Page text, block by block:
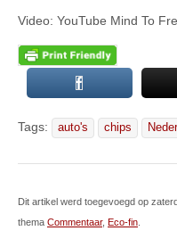
Video: YouTube Mind To
Tags: auto's chips
Dit artikel werd toegevoegd op
thema Commentaar, Eco-fin